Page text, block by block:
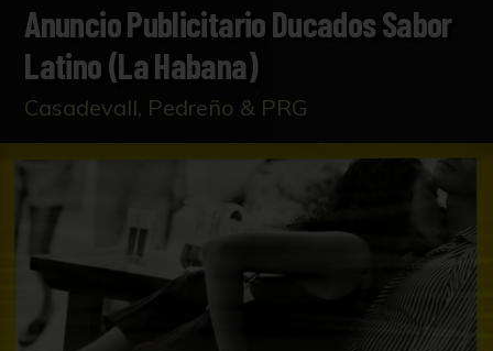
Anuncio Publicitario Ducados Sabor
Latino (La Habana)
Casadevall, Pedreño & PRG